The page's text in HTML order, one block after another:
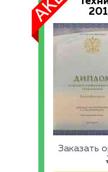
Заказать